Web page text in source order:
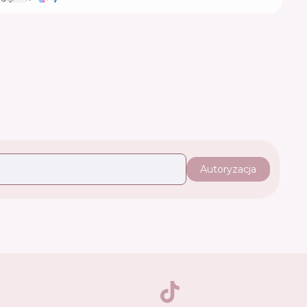
Autoryzacja
TikTok